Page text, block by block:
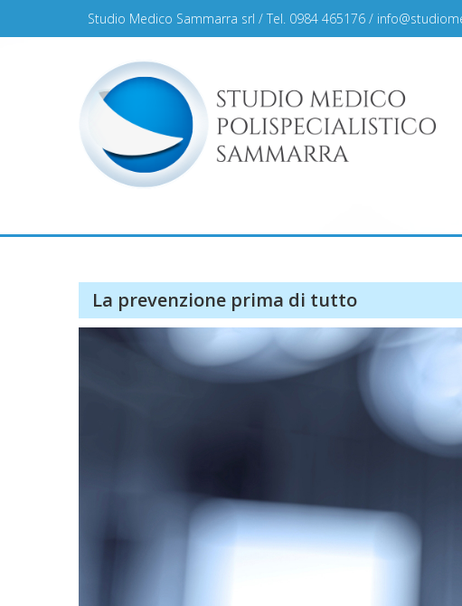
Studio Medico Sammarra srl / Tel. 0984 465176 /
La prevenzione prima di tutto